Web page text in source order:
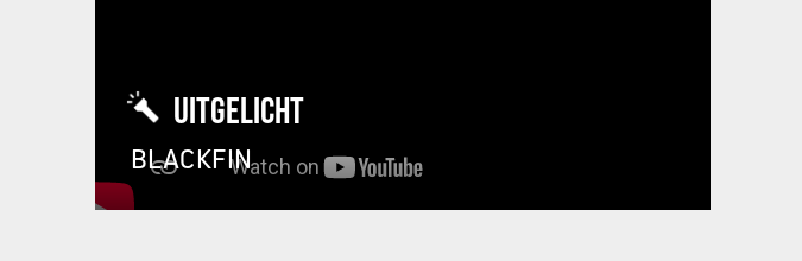
UITGELICHT
BLACKFIN